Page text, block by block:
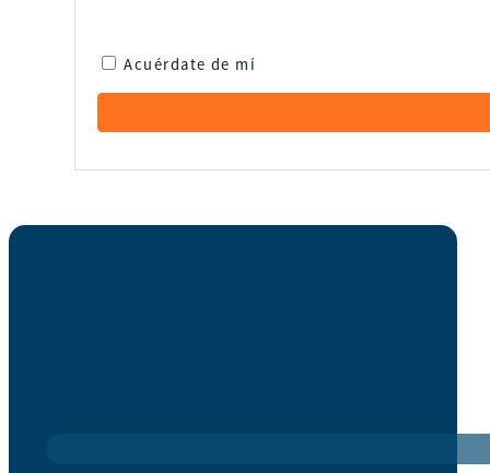
Acuérdate de mí